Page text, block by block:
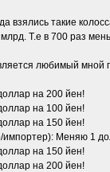
взялись такие
Т.е в 700 раз
любимый мной
на 200 йен!
на 100 йен!
на 150 йен!
импортер): Меняю 1
на 150 йен!
на 200 йен!